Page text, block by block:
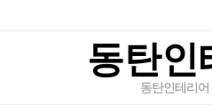
동탄인
동탄인테리